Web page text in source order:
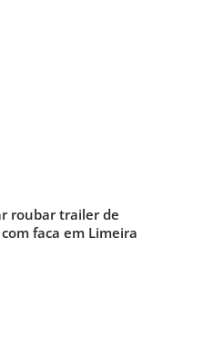
roubar trailer de
faca em Limeira